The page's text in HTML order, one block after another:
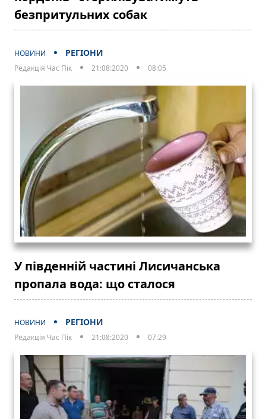
безпритульних собак
НОВИНИ РЕГІОНИ
Редакція Час Пік 21:08:2020 08:05
У південній частині Лисичанська
пропала вода: що сталося
НОВИНИ РЕГІОНИ
Редакція Час Пік 21:08:2020 07:29